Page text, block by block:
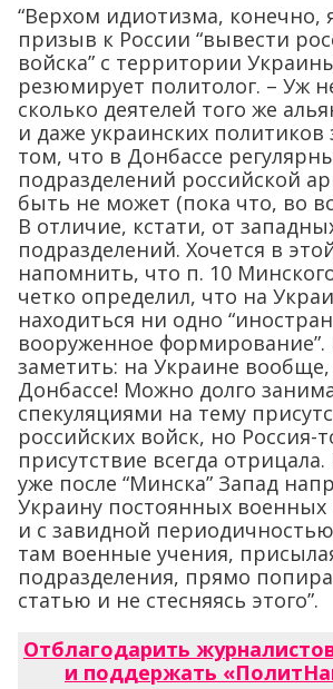
“Верхом идиотизма, конечно,
призыв к России “вывести
войска” с территории
резюмирует политолог. – Уж
сколько деятелей того же
и даже украинских политиков
том, что в Донбассе
подразделений российской
быть не может (пока что, во
В отличие, кстати, от
подразделений. Хочется в
напомнить, что п. 10
четко определил, что на
находиться ни одно
вооруженное
заметить: на Украине вообще,
Донбассе! Можно долго
спекуляциями на тему
российских войск, но Россия-
присутствие всегда
уже после “Минска” Запад
Украину постоянных военных
и с завидной
там военные учения,
подразделения, прямо
статью и не стесняясь этого”.
Отблагодарить
и поддержать